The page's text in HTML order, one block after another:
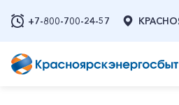
+7-800-700-24-57